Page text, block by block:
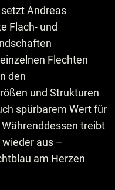
Andreas
Flach- und
Flechten
den
und Strukturen
spürbarem Wert für
treibt
aus –
am Herzen